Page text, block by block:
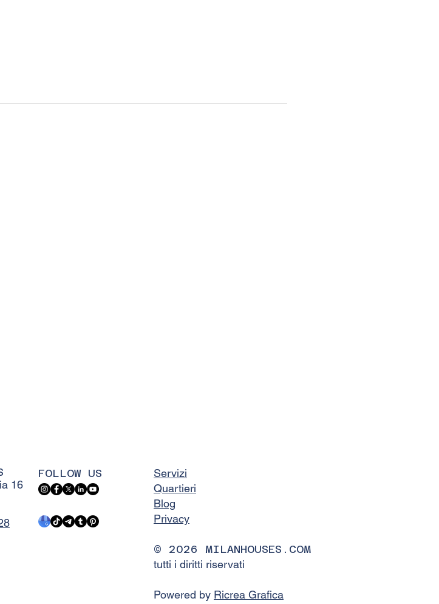
16
FOLLOW US
Servizi
Quartieri
Blog
Privacy
© 2026 MILANHOUSES.COM
tutti i diritti riservati
Powered by Ricrea Grafica